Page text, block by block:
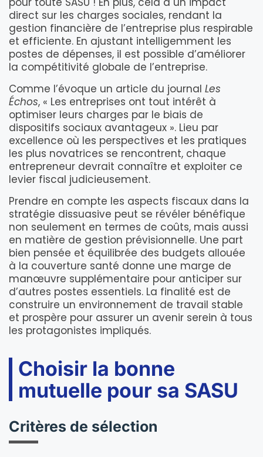
direct sur les charges sociales, rendant la
gestion financière de l’entreprise plus respirable
et efficiente. En ajustant intelligemment les
postes de dépenses, il est possible d’améliorer
la compétitivité globale de l’entreprise.
Comme l’évoque un article du journal Les
Échos, « Les entreprises ont tout intérêt à
optimiser leurs charges par le biais de
dispositifs sociaux avantageux ». Lieu par
excellence où les perspectives et les pratiques
les plus novatrices se rencontrent, chaque
entrepreneur devrait connaître et exploiter ce
levier fiscal judicieusement.
Prendre en compte les aspects fiscaux dans la
stratégie dissuasive peut se révéler bénéfique
non seulement en termes de coûts, mais aussi
en matière de gestion prévisionnelle. Une part
bien pensée et équilibrée des budgets allouée
à la couverture santé donne une marge de
manœuvre supplémentaire pour anticiper sur
d’autres postes essentiels. La finalité est de
construire un environnement de travail stable
et prospère pour assurer un avenir serein à tous
les protagonistes impliqués.
Choisir la bonne
mutuelle pour sa SASU
Critères de sélection